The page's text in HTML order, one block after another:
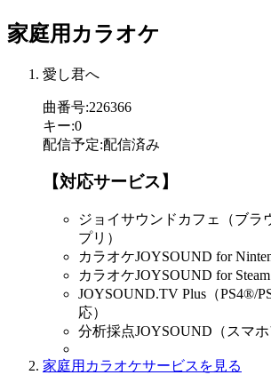
家庭用カラオケ
愛し君へ
曲番号:226366
キー:0
配信予定:配信済み
【対応サービス】
ジョイサウンドカフェ（ブラ
プリ）
カラオケJOYSOUND for
カラオケJOYSOUND for Steam
JOYSOUND.TV Plus（PS4®/
応）
分析採点JOYSOUND（スマホ
家庭用カラオケサービスを見る